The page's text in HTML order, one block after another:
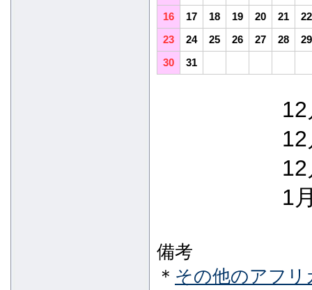
16
17 18 19 20 21
22
23
24 25 26 27 28
29
30
31
1
備考
＊ その他のアフリ